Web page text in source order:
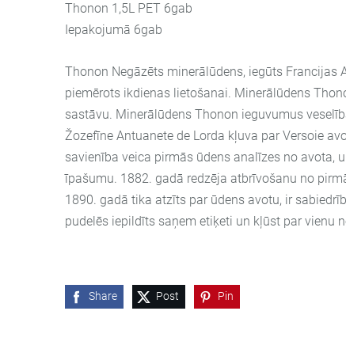
Thonon 1,5L PET 6gab
Iepakojumā 6gab
Thonon Negāzēts minerālūdens, iegūts Francijas
piemērots ikdienas lietošanai. Minerālūdens
sastāvu. Minerālūdens Thonon ieguvumus
Žozefīne Antuanete de Lorda kļuva par Versoie
savienība veica pirmās ūdens analīzes no avota,
īpašumu. 1882. gadā redzēja atbrīvošanu no
1890. gadā tika atzīts par ūdens avotu, ir
pudelēs iepildīts saņem etiķeti un kļūst par vienu
Share Post Pin